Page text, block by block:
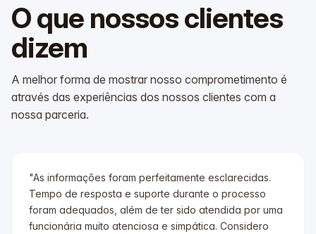
O que nossosclientes
dizem
A melhor forma de mostrar nosso comprometimento é
através das experiências dos nossos clientes com a
nossa parceria.
"As informações foram perfeitamente esclarecidas.
Tempo de resposta e suporte durante o processo
foram adequados, além de ter sido atendida por uma
funcionária muito atenciosa e simpática. Considero